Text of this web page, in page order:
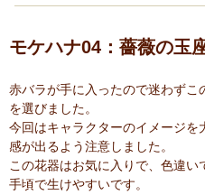
モケハナ04：薔薇の玉
赤バラが手に入ったので迷わずこ
を選びました。
今回はキャラクターのイメージ
感が出るよう注意しました。
この花器はお気に入りで、色違
手頃で生けやすいです。